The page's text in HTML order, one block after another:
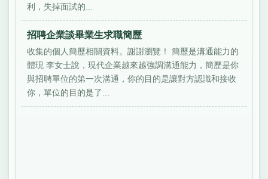
利，失掉面試的...
招聘企業談畢業生求職簡歷
收集的個人簡歷相關資料。謝謝瀏覽！ 簡歷是溝通能力的
體現 李女士說，現代企業越來越強調溝通能力，簡歷是你
與招聘單位的第一次溝通，你的目的是讓對方認識和接收
你，單位的目的是了...